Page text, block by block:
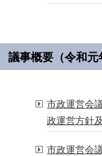
議事概要（令和元
市政運営会
政運営方針
市政運営会